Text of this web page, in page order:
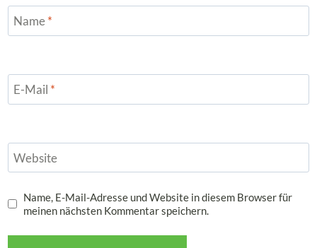
Name*
E-Mail *
Website
Name, E-Mail-Adresse und Website in diesem Browser für
meinen nächsten Kommentar speichern.